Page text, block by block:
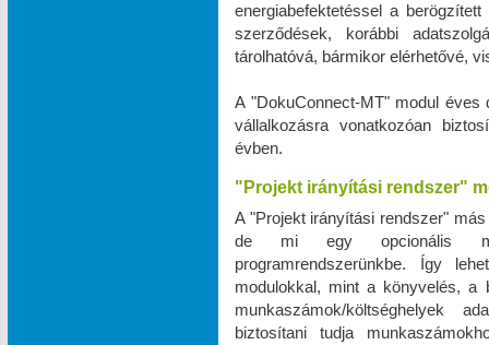
energiabefektetéssel a
szerződések, korábbi
tárolhatóvá, bármikor elérhetővé,
A "DokuConnect-MT" modul
vállalkozásra vonatkozóan
évben.
"Projekt irányítási rendszer"
A "Projekt irányítási rendszer"
de mi egy opcionális
programrendszerünkbe. Így
modulokkal, mint a könyvelés, a
munkaszámok/költséghelyek
biztosítani tudja